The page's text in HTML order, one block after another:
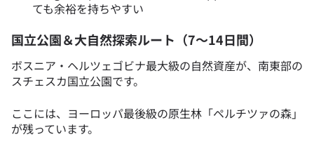
ても余裕を持ちやすい
国立公園＆大自然探索ルート（7〜14日間）
ボスニア・ヘルツェゴビナ最大級の自然資産が、南東部の
スチェスカ国立公園です。
ここには、ヨーロッパ最後級の原生林「ペルチツァの森」
が残っています。